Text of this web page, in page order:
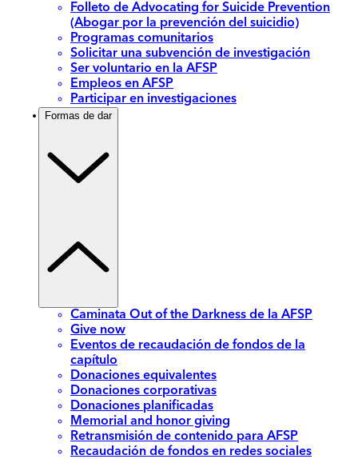
Folleto de Advocating for Suicide Prevention
(Abogar por la prevención del suicidio)
Programas comunitarios
Solicitar una subvención de investigación
Ser voluntario en la AFSP
Empleos en AFSP
Participar en investigaciones
Formas de dar
Caminata Out of the Darkness de la AFSP
Give now
Eventos de recaudación de fondos de la
capítulo
Donaciones equivalentes
Donaciones corporativas
Donaciones planificadas
Memorial and honor giving
Retransmisión de contenido para AFSP
Recaudación de fondos en redes sociales